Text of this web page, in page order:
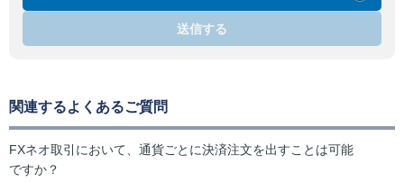
送信する
関連するよくあるご質問
FXネオ取引において、通貨ごとに決済注文を出すことは可能
ですか？